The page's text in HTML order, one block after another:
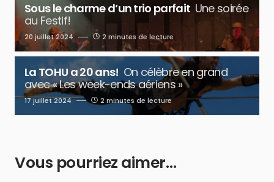
Sous le charme d’un trio parfait Une soirée
au Festif!
20 juillet 2024 2 minutes de lecture
La TOHU a 20 ans! On célèbre en grand
avec « Les week-ends aériens »
17 juillet 2024 2 minutes de lecture
Vous pourriez aimer…